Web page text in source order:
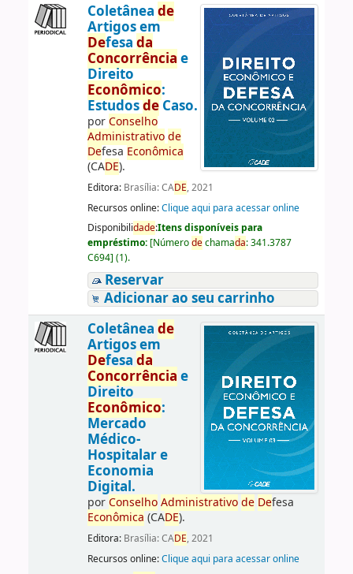
Coletânea de
Artigos em
Defesa da
Concorrência e
Direito
Econômico:
EstudosdeCaso.
porConselho
Administrativo de
Defesa Econômica
(CADE).
Editora: Brasília: CADE, 2021
Recursos online:Clique aqui para acessar online
Disponibilidade:Itens disponíveis para
empréstimo: [Númerodechamada:341.3787
C694] (1).
Reservar
Adicionar ao seu carrinho
Coletânea de
Artigos em
Defesa da
Concorrência e
Direito
Econômico:
Mercado
Médico-
Hospitalar e
Economia
Digital.
porConselho Administrativo de Defesa
Econômica (CADE).
Editora: Brasília: CADE, 2021
Recursos online:Clique aqui para acessar online